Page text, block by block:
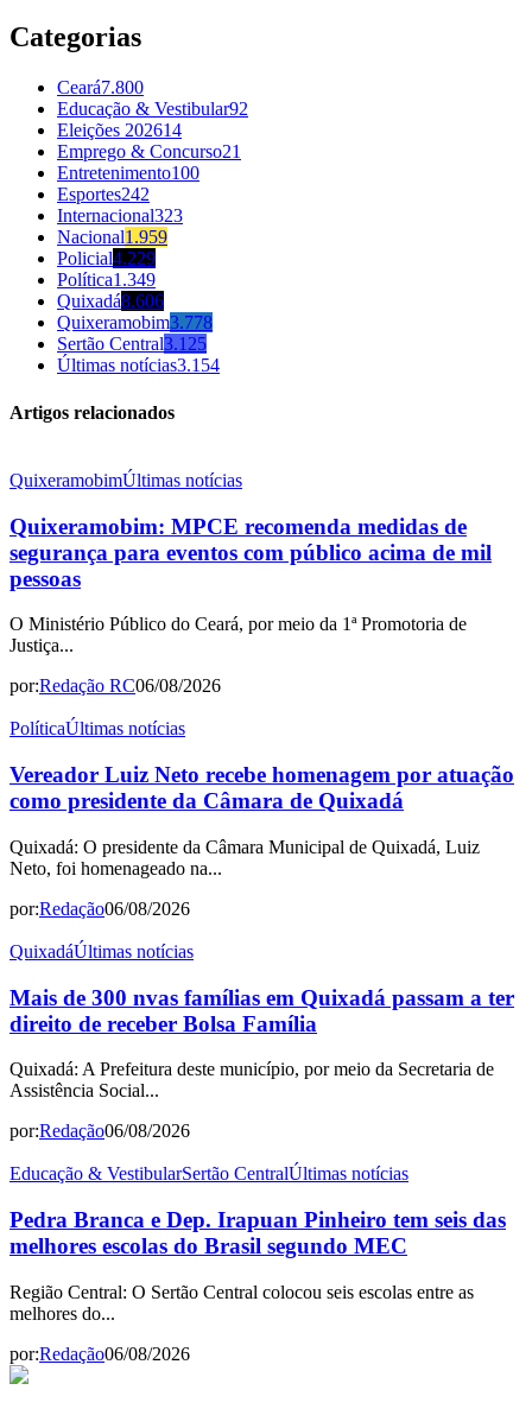
Categorias
Ceará7.800
Educação & Vestibular92
Eleições 202614
Emprego & Concurso21
Entretenimento100
Esportes242
Internacional323
Nacional1.959
Policial4.229
Política1.349
Quixadá8.606
Quixeramobim3.778
Sertão Central3.125
Últimas notícias3.154
Artigos relacionados
QuixeramobimÚltimas notícias
Quixeramobim: MPCE recomenda medidas de
segurança para eventos com público acima de mil
pessoas
O Ministério Público do Ceará, por meio da 1ª Promotoria de
Justiça...
por:Redação RC06/08/2026
PolíticaÚltimas notícias
Vereador Luiz Neto recebe homenagem por atuação
como presidente da Câmara de Quixadá
Quixadá: O presidente da Câmara Municipal de Quixadá, Luiz
Neto, foi homenageado na...
por:Redação06/08/2026
QuixadáÚltimas notícias
Mais de 300 nvas famílias em Quixadá passam a ter
direito de receber Bolsa Família
Quixadá: A Prefeitura deste município, por meio da Secretaria de
Assistência Social...
por:Redação06/08/2026
Educação & VestibularSertão CentralÚltimas notícias
Pedra Branca e Dep. Irapuan Pinheiro tem seis das
melhores escolas do Brasil segundo MEC
Região Central: O Sertão Central colocou seis escolas entre as
melhores do...
por:Redação06/08/2026